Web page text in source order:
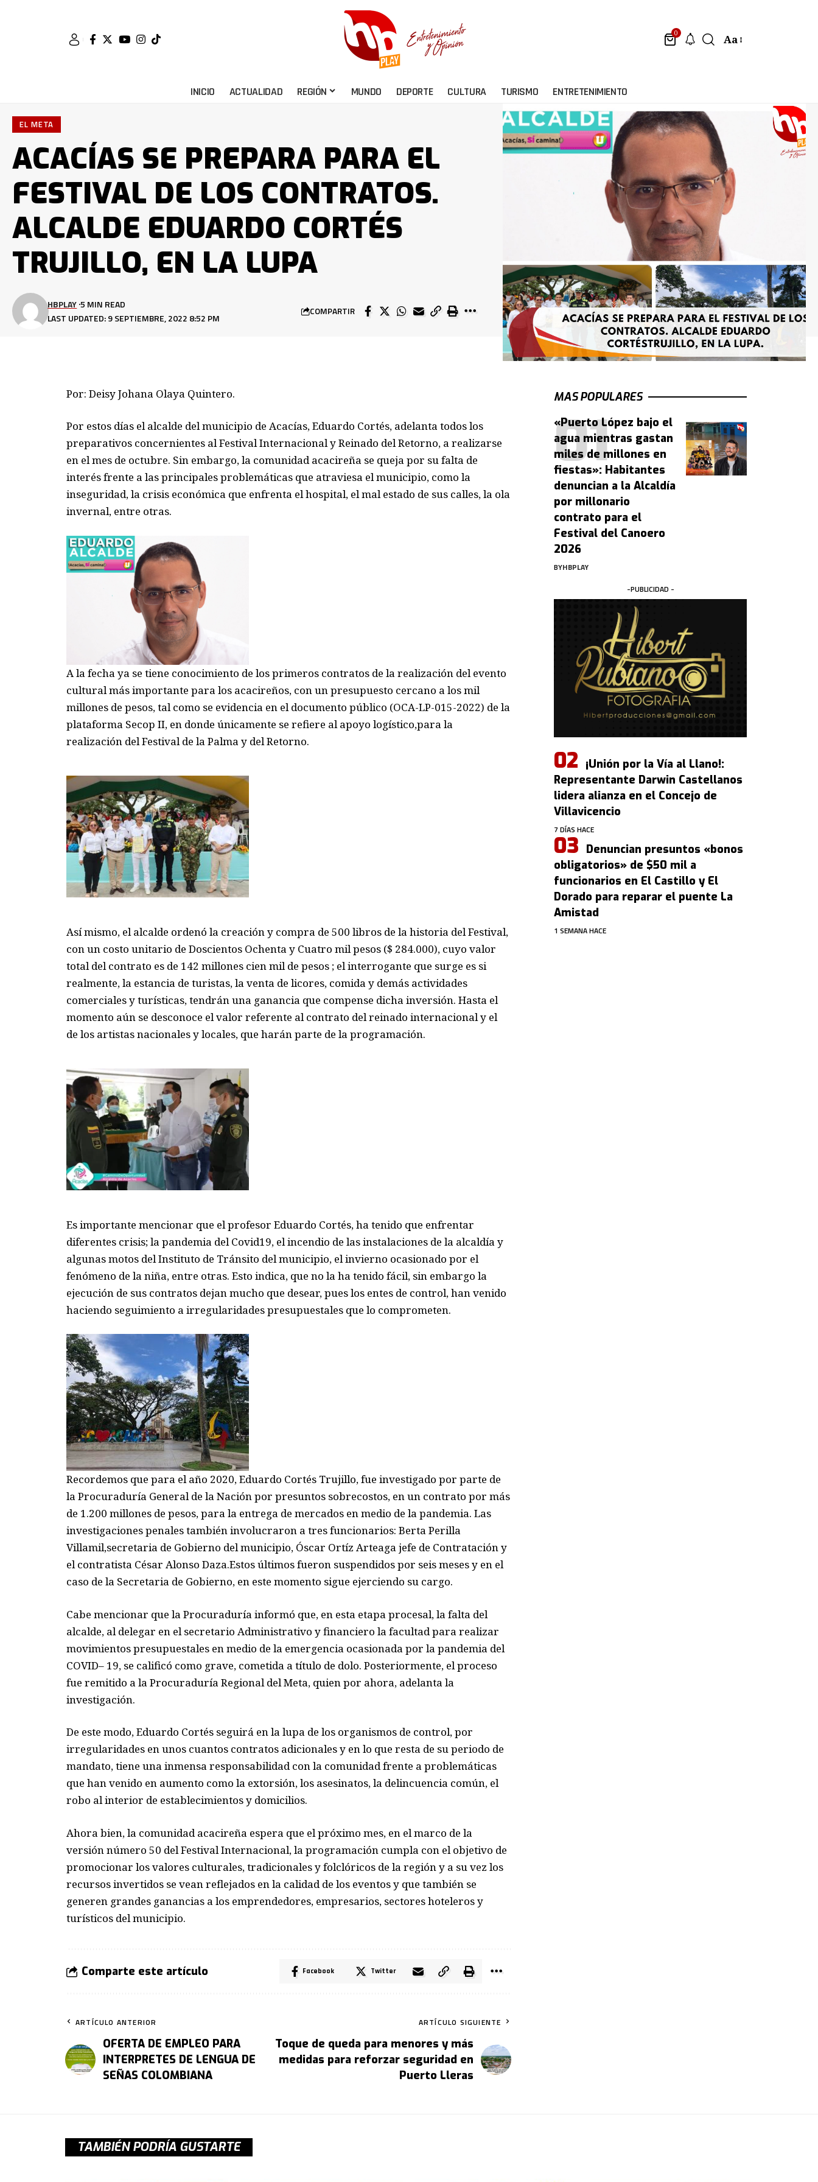
0 Aa
INICIO ACTUALIDAD REGIÓN MUNDO DEPORTE CULTURA TURISMO ENTRETENIMIENTO
EL META
ACACÍAS SE PREPARA PARA EL
FESTIVAL DE LOS CONTRATOS.
ALCALDE EDUARDO CORTÉS
TRUJILLO, EN LA LUPA
LAST UPDATED: 9 SEPTIEMBRE, 2022 8:52 PM
HBPLAY 5 MIN READ
COMPARTIR
Por: Deisy Johana Olaya Quintero.
Por estos días el alcalde del municipio de Acacías, Eduardo Cortés, adelanta todos los
preparativos concernientes al FestivalInternacional y Reinado del Retorno, a realizarse
en el mes de octubre. Sin embargo, la comunidadacacireña se quejapor sufalta de
interés frente a las principales problemáticas que atraviesa el municipio, como la
inseguridad, la crisis económica que enfrenta el hospital, el mal estado de sus calles, la ola
invernal, entre otras.
A la fecha ya se tiene conocimiento de los primeros contratos de la realización delevento
cultural más importante para los acacireños, conunpresupuesto cercano a los mil
millones de pesos, tal como se evidencia en el documento público (OCA-LP-015-2022) de la
plataforma Secop II,en donde únicamente se refiere al apoyo logístico,para la
realización del Festivalde la Palma y del Retorno.
Así mismo, el alcalde ordenó la creación y compra de 500 libros de la historia delFestival,
con un costo unitario de Doscientos Ochenta y Cuatro mil pesos ($ 284.000), cuyo valor
totaldel contrato es de 142 millonescien milde pesos ; el interrogante que surge essi
realmente, la estanciade turistas, la venta de licores, comiday demás actividades
comerciales y turísticas,tendrán una ganancia que compense dicha inversión. Hasta el
momento aún se desconoce elvalor referente alcontrato delreinado internacional y el
de los artistas nacionales y locales, que harán parte de la programación.
Es importante mencionar que el profesor Eduardo Cortés,ha tenido que enfrentar
diferentes crisis; la pandemia delCovid19, el incendio de las instalaciones de la alcaldía y
algunas motos del Instituto de Tránsito del municipio, el invierno ocasionado por el
fenómeno de la niña, entre otras. Esto indica, que no la ha tenido fácil, sin embargo la
ejecución de sus contratos dejan mucho que desear, pues los entes de control, han venido
haciendo seguimiento airregularidades presupuestales que lo comprometen.
Recordemos que para el año 2020,Eduardo Cortés Trujillo,fue investigado por parte de
laProcuraduríaGeneral de laNaciónpor presuntos sobrecostos, en un contrato por más
de 1.200 millones de pesos,para la entrega de mercados en medio de la pandemia. Las
investigaciones penales también involucraron a tres funcionarios: Berta Perilla
Villamil,secretaria de Gobierno del municipio, Óscar Ortíz Arteaga jefe de Contratación y
el contratista César Alonso Daza.Estos últimos fueron suspendidospor seis mesesy en el
caso de la Secretaria de Gobierno, en este momento sigue ejerciendo su cargo.
Cabe mencionar que la Procuraduría informó que,en esta etapa procesal, la falta del
alcalde, al delegar en el secretario Administrativo y financiero la facultad para realizar
movimientos presupuestales en medio de la emergencia ocasionada por la pandemia del
COVID– 19, se calificó como grave, cometida a título de dolo. Posteriormente, el proceso
fue remitido a la ProcuraduríaRegional del Meta, quienpor ahora, adelanta la
investigación.
De este modo, Eduardo Cortés seguirá en la lupa de los organismos de control, por
irregularidades en unos cuantos contratos adicionales y en lo que resta de su periodo de
mandato, tiene una inmensa responsabilidad con la comunidadfrente a problemáticas
que han venido en aumento como la extorsión, los asesinatos, la delincuencia común,el
robo al interior de establecimientos y domicilios.
Ahora bien,la comunidadacacireñaespera que el próximo mes, en el marco de la
versiónnúmero 50 del Festival Internacional,la programación cumpla con el objetivo de
promocionar los valores culturales, tradicionales y folclóricos de la región y a su vez los
recursosinvertidos se vean reflejados en la calidad de los eventosy que también se
generen grandes ganancias a los emprendedores, empresarios,sectoreshoteleros y
turísticosdel municipio.
Comparte este artículo Facebook Twitter
ARTÍCULO ANTERIOR
OFERTA DE EMPLEO PARA
INTERPRETES DE LENGUA DE
SEÑAS COLOMBIANA
ARTÍCULO SIGUIENTE
Toque de queda para menores y más
medidas para reforzar seguridad en
Puerto Lleras
MAS POPULARES
«Puerto López bajo el
agua mientras gastan
miles de millones en
fiestas»: Habitantes
denuncian a la Alcaldía
por millonario
contrato para el
Festival del Canoero
2026
BYHBPLAY
-PUBLICIDAD -
¡Unión por la Vía al Llano!:
Representante Darwin Castellanos
lidera alianza en el Concejo de
Villavicencio
7 DÍAS HACE
Denuncian presuntos «bonos
obligatorios» de $50 mil a
funcionarios en El Castillo y El
Dorado para reparar el puente La
Amistad
1 SEMANA HACE
TAMBIÉN PODRÍA GUSTARTE